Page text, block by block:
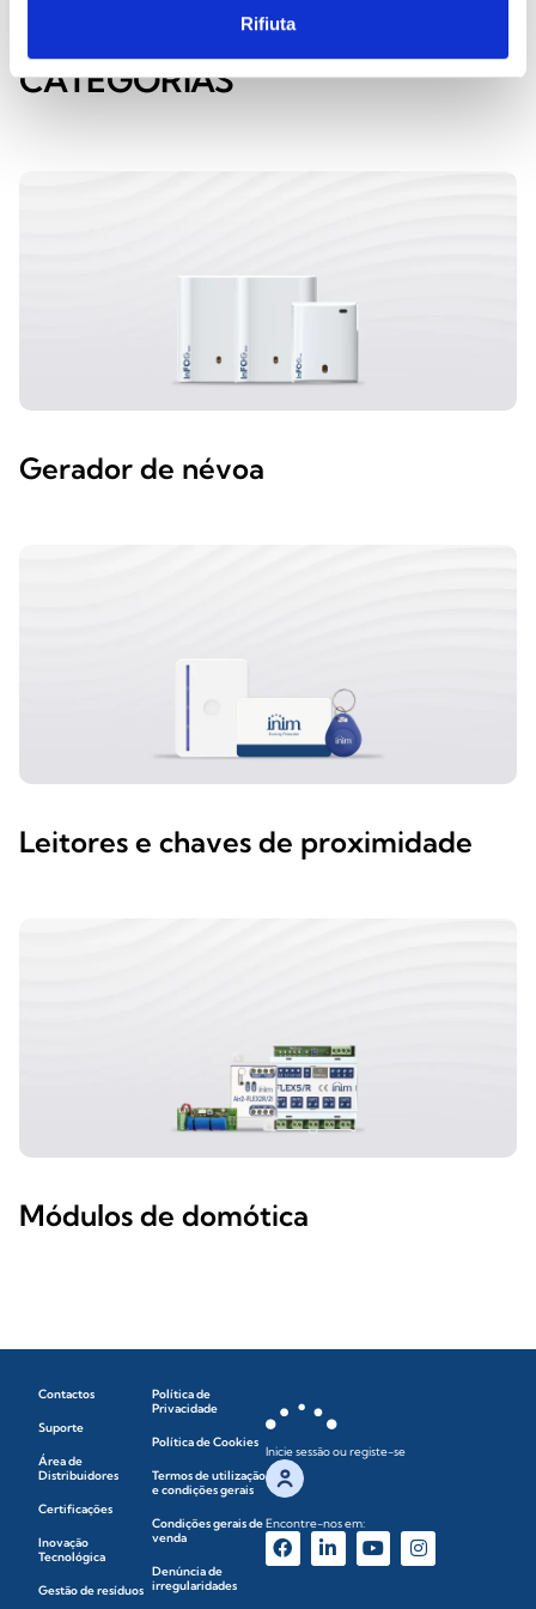
Rifiuta
EXPLORA AS OUTRAS
CATEGORIAS
Gerador de névoa
Leitores e chaves de proximidade
Módulos de domótica
Contactos
Suporte
Área de
Distribuidores
Certificações
Inovação
Tecnológica
Gestão de resíduos
Política de
Privacidade
Política de Cookies
Termos de utilização
e condições gerais
Condições gerais de
venda
Denúncia de
irregularidades
Inicie sessão ou registe-se
Encontre-nos em: